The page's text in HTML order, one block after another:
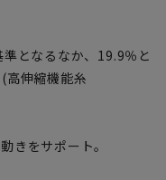
となるなか、19.9％と
高伸縮機能糸
きをサポート。